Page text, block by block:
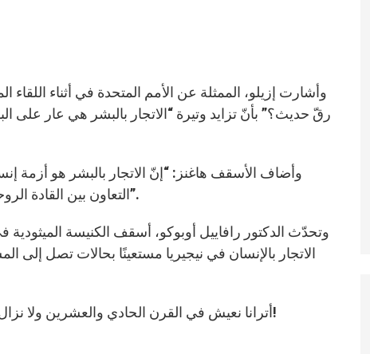
رقّ حديث؟” بأنّ تزايد وتيرة “الاتجار بالبشر هي عار على
وأضاف الأسقف هاغنز: “إنّ الاتجار بالبشر هو أزمة
التعاون بين القادة الروحيين ومنظماتهم بالتعاون مع منظمات الأمم المتحدة والحكومات”.
وتحدّث الدكتور رافاييل أوبوكو، أسقف الكنيسة
الاتجار بالإنسان في نيجيريا مستعينًا بحالات تصل إلى
أترانا نعيش في القرن الحادي والعشرين ولا نزال نسمع بظاهرة الاتجار بالبشر التي بدأت منذ أكثر من ألفي عام؟!